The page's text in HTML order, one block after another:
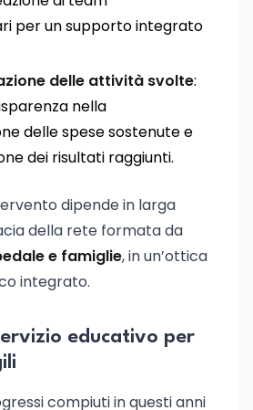
per un supporto integrato
delle attività svolte:
nella
delle spese sostenute e
dei risultati raggiunti.
dipende in larga
della rete formata da
e famiglie, in un’ottica
integrato.
educativo per
compiuti in questi anni